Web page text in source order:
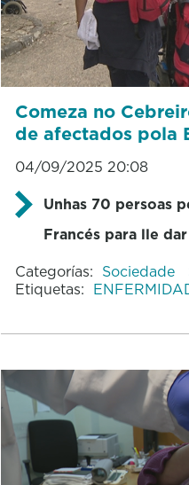
Comeza no
de afectados pola
04/09/2025 20:08
Unhas 70 persoas
Francés para lle
Categorías: Sociedade
Etiquetas: